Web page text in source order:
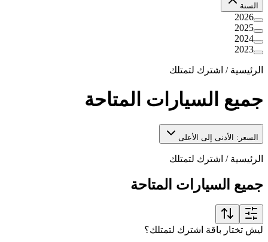
السنة
2026
2025
2024
2023
الرئيسية / اشترك لتمتلك
جميع السيارات المتاحة
السعر: الأدنى إلى الأعلى
الرئيسية / اشترك لتمتلك
جميع السيارات المتاحة
ليش تختار باقة اشترك لتمتلك؟